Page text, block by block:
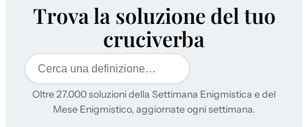
Trova la soluzione del tuo
cruciverba
Cerca
Oltre 27.000 soluzioni della Settimana Enigmistica e del
Mese Enigmistico, aggiornate ogni settimana.